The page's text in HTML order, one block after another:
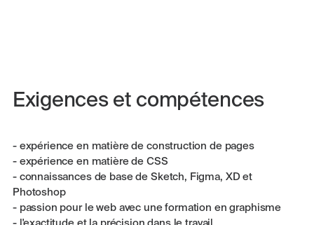
Exigences et compétences
- expérience en matière de construction de pages
- expérience en matière de CSS
- connaissances de base de Sketch, Figma, XD et
Photoshop
- passion pour le web avec une formation en graphisme